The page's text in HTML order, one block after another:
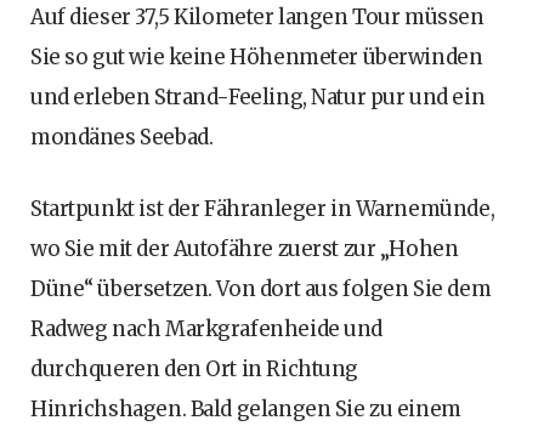
Auf dieser 37,5 Kilometer langen Tour müssen
Sie so gut wie keine Höhenmeter überwinden
und erleben Strand-Feeling, Natur pur und ein
mondänes Seebad.
Startpunkt ist der Fähranleger in Warnemünde,
wo Sie mit der Autofähre zuerst zur „Hohen
Düne“ übersetzen. Von dort aus folgen Sie dem
Radweg nach Markgrafenheide und
durchqueren den Ort in Richtung
Hinrichshagen. Bald gelangen Sie zu einem